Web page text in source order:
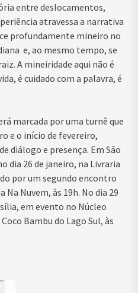
entre deslocamentos,
atravessa a narrativa
profundamente mineiro no
e, ao mesmo tempo, se
A mineiridade aqui não é
é cuidado com a palavra, é
marcada por uma turnê que
e o início de fevereiro,
diálogo e presença. Em São
dia 26 de janeiro, na Livraria
por um segundo encontro
Na Nuvem, às 19h. No dia 29
em evento no Núcleo
Bambu do Lago Sul, às